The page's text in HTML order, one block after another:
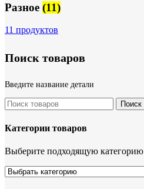
Разное (11)
11 продуктов
Поиск товаров
Введите название детали
Поиск
Категории товаров
Выберите подходящую категорию